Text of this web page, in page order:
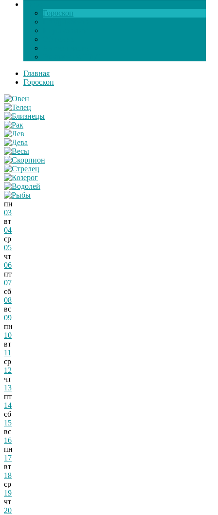
Гороскоп
Главная
Гороскоп
пн
03
вт
04
ср
05
чт
06
пт
07
сб
08
вс
09
пн
10
вт
11
ср
12
чт
13
пт
14
сб
15
вс
16
пн
17
вт
18
ср
19
чт
20